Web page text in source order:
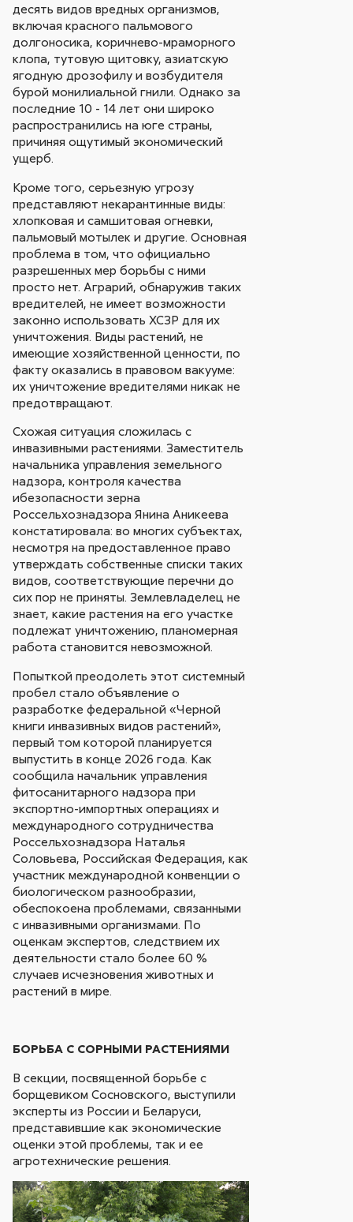
десять видов вредных организмов,
включая красного пальмового
долгоносика, коричнево-мраморного
клопа, тутовую щитовку, азиатскую
ягодную дрозофилу и возбудителя
бурой монилиальной гнили. Однако за
последние 10 - 14 лет они широко
распространились на юге страны,
причиняя ощутимый экономический
ущерб.
Кроме того, серьезную угрозу
представляют некарантинные виды:
хлопковая и самшитовая огневки,
пальмовый мотылек и другие. Основная
проблема в том, что официально
разрешенных мер борьбы с ними
просто нет. Аграрий, обнаружив таких
вредителей, не имеет возможности
законно использовать ХСЗР для их
уничтожения. Виды растений, не
имеющие хозяйственной ценности, по
факту оказались в правовом вакууме:
их уничтожение вредителями никак не
предотвращают.
Схожая ситуация сложилась с
инвазивными растениями. Заместитель
начальника управления земельного
надзора, контроля качества
ибезопасности зерна
Россельхознадзора Янина Аникеева
констатировала: во многих субъектах,
несмотря на предоставленное право
утверждать собственные списки таких
видов, соответствующие перечни до
сих пор не приняты. Землевладелец не
знает, какие растения на его участке
подлежат уничтожению, планомерная
работа становится невозможной.
Попыткой преодолеть этот системный
пробел стало объявление о
разработке федеральной «Черной
книги инвазивных видов растений»,
первый том которой планируется
выпустить в конце 2026 года. Как
сообщила начальник управления
фитосанитарного надзора при
экспортно-импортных операциях и
международного сотрудничества
Россельхознадзора Наталья
Соловьева, Российская Федерация, как
участник международной конвенции о
биологическом разнообразии,
обеспокоена проблемами, связанными
с инвазивными организмами. По
оценкам экспертов, следствием их
деятельности стало более 60 %
случаев исчезновения животных и
растений в мире.
БОРЬБА С СОРНЫМИ РАСТЕНИЯМИ
В секции, посвященной борьбе с
борщевиком Сосновского, выступили
эксперты из России и Беларуси,
представившие как экономические
оценки этой проблемы, так и ее
агротехнические решения.